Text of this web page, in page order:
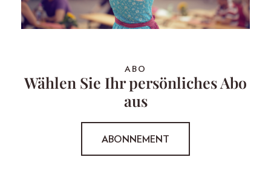
ABO
Wählen Sie Ihr persönliches Abo
aus
ABONNEMENT